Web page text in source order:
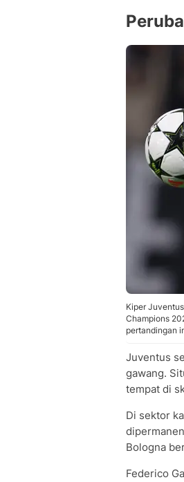
Kiper
Champions
pertandingan
Juventus
gawang.
tempat di
Di sektor
Bologna
Federico